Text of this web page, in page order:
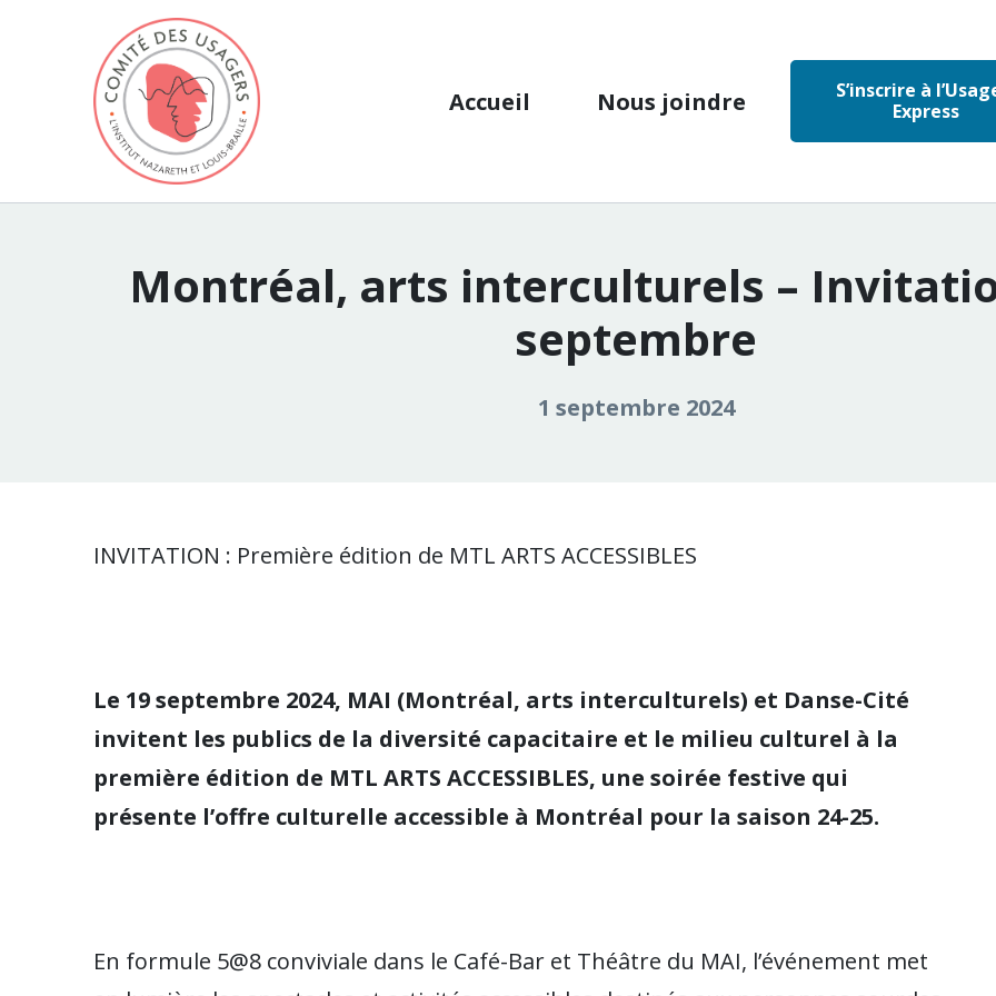
Aller au contenu
Accueil Nous joindre
S’inscrire à
Express
Montréal, arts interculturels –
septembre
1 septembre 2024
INVITATION : Première édition de MTL ARTS ACCESSIBLES
Le 19 septembre 2024, MAI (Montréal, arts interculturels) et Danse-Cité
invitent les publics de la diversité capacitaire et le milieu culturel à la
première édition de MTL ARTS ACCESSIBLES, une soirée festive qui
présente l’offre culturelle accessible à Montréal pour la saison 24-25.
En formule 5@8 conviviale dans le Café-Bar et Théâtre du MAI, l’événement met